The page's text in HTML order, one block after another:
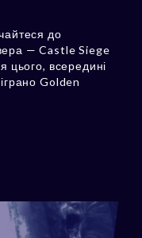
до
— Castle Siege
цього, всередині
Golden